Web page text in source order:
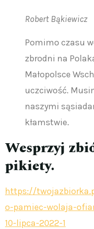
Robert Bąkiewicz
Pomimo czasu
zbrodni na
Małopolsce
uczciwość.
naszymi
kłamstwie.
Wesprzyj
pikiety.
https://
o-pamiec-wolaja-
10-lipca-2022-1